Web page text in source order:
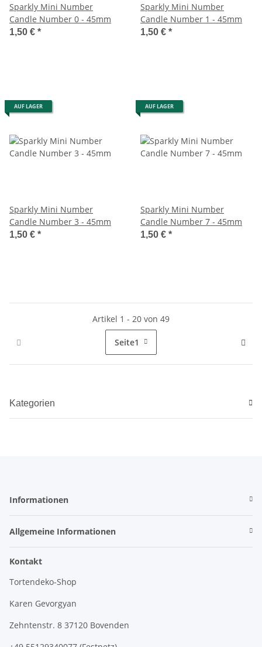
Sparkly Mini Number
Candle Number 0 - 45mm
1,50 € *
Sparkly Mini Number
Candle Number 1 - 45mm
1,50 € *
AUF LAGER
Sparkly Mini Number
Candle Number 3 - 45mm
1,50 € *
AUF LAGER
Sparkly Mini Number
Candle Number 7 - 45mm
1,50 € *
Artikel 1 - 20 von 49
Seite1
Kategorien
Informationen
Allgemeine Informationen
Kontakt
Tortendeko-Shop
Karen Gevorgyan
Zehntenstr. 8 37120 Bovenden